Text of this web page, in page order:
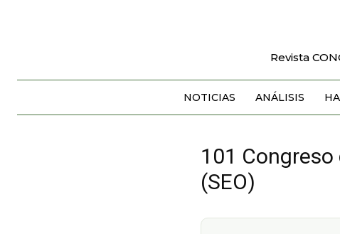
Revista
NOTICIAS ANÁLISIS
101
(SEO)